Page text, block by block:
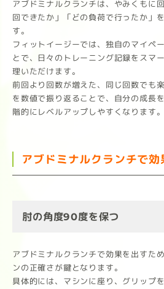
アブドミナルクランチは、やみくもに
回できたか」「どの負荷で行ったか」
す。
フィットイージーでは、独自のマイペ
とで、日々のトレーニング記録をスマ
理いただけます。
前回より回数が増えた、同じ回数でも
を数値で振り返ることで、自分の成長
階的にレベルアップしやすくなります。
アブドミナルクランチで効
肘の角度90度を保つ
アブドミナルクランチで効果を出すた
ンの正確さが鍵となります。
具体的には、マシンに座り、グリップ